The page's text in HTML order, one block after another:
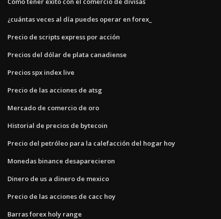
¿cuántas veces al día puedes operar en forex_
Precio de scripts express por acción
Precios del dólar de plata canadiense
Precios spx index live
Precio de las acciones de atsg
Mercado de comercio de oro
Historial de precios de bytecoin
Precio del petróleo para la calefacción del hogar hoy
Monedas binance desaparecieron
Dinero de us a dinero de mexico
Precio de las acciones de cacc hoy
Barras forex holy range